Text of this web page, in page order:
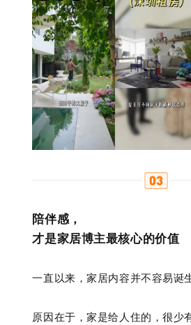
陪伴感，
才是家居博主最核心的价值
一直以来，家居内容并不容易诞
原因在于，家是给人住的，很少